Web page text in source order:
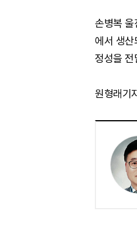
손병복 울
에서 생산
정성을 전
원형래